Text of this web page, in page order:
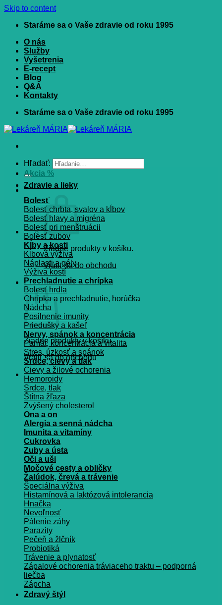
Skip to content
Staráme sa o Vaše zdravie od roku 1995
O nás
Služby
Vyšetrenia
E-recept
Blog
Q&A
Kontakty
Staráme sa o Vaše zdravie od roku 1995
Hľadať:
Žiadne produkty v košíku.
Vrátiť sa do obchodu
Košík
Žiadne produkty v košíku.
Vrátiť sa do obchodu
Akcia %
Zdravie a lieky
Bolesť
Bolesť chrbta, svalov a kĺbov
Bolesť hlavy a migréna
Bolesť pri menštruácii
Bolesť zubov
Kĺby a kosti
Kĺbová výživa
Náplasti a gély
Výživa kostí
Prechladnutie a chrípka
Bolesť hrdla
Chrípka a prechladnutie, horúčka
Nádcha
Posilnenie imunity
Priedušky a kašeľ
Nervy, spánok a koncentrácia
Pamät, koncentrácia a vitalita
Stres, úzkosť a spánok
Srdce, cievy a tlak
Cievy a žilové ochorenia
Hemoroidy
Srdce, tlak
Štítna žľaza
Zvýšený cholesterol
Ona a on
Alergia a senná nádcha
Imunita a vitamíny
Cukrovka
Zuby a ústa
Oči a uši
Močové cesty a obličky
Žalúdok, črevá a trávenie
Špeciálna výživa
Histamínová a laktózová intolerancia
Hnačka
Nevoľnosť
Pálenie záhy
Parazity
Pečeň a žlčník
Probiotiká
Trávenie a plynatosť
Zápalové ochorenia tráviaceho traktu – podporná
liečba
Zápcha
Zdravý štýl